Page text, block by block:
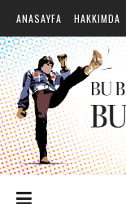
ANASAYFA HAKKIMDA